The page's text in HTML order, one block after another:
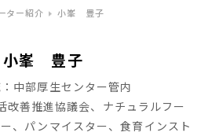
ター紹介 小峯 豊子
小峯 豊子
中部厚生センター管内
改善推進協議会、ナチュラルフー
、パンマイスター、食育インスト